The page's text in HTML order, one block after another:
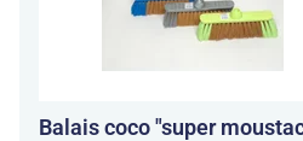
Balais coco "super